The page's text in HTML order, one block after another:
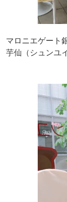
マロニエゲート
芋仙（シュンユ